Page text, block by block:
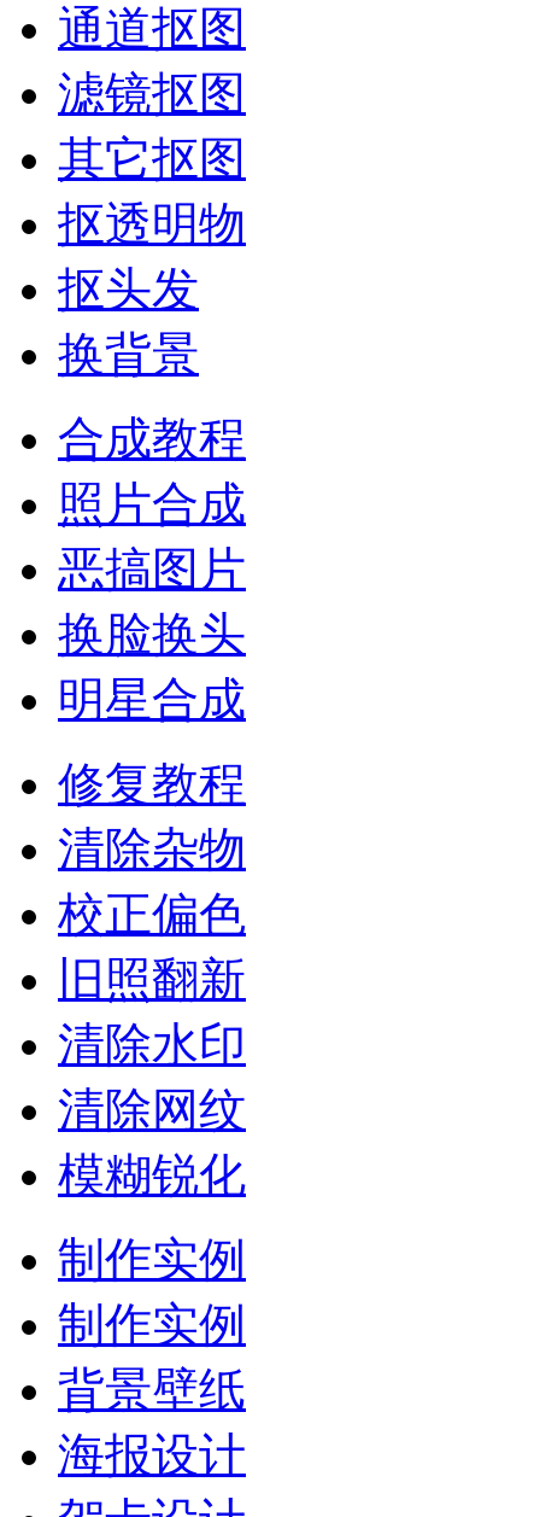
通道抠图
滤镜抠图
其它抠图
抠透明物
抠头发
换背景
合成教程
照片合成
恶搞图片
换脸换头
明星合成
修复教程
清除杂物
校正偏色
旧照翻新
清除水印
清除网纹
模糊锐化
制作实例
制作实例
背景壁纸
海报设计